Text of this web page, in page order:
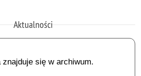
Aktualności
znajduje się w archiwum.